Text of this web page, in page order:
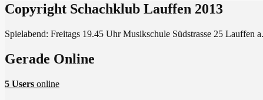
Copyright Schachklub Lauffen 2013
Spielabend: Freitags 19.45 Uhr Musikschule Südstrasse 25 Lauffen
Gerade Online
5 Users online